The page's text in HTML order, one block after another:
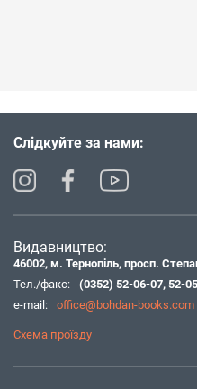
Слідкуйте за нами:
Видавництво:
46002, м. Тернопіль, просп.
Тел./факс:
(0352) 52-06-07, 52-
e-mail:
office@bohdan-books.com
Схема проїзду